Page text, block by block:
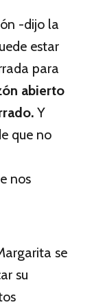
-dijo la
estar
para
abierto
Y
que no
nos
se
su